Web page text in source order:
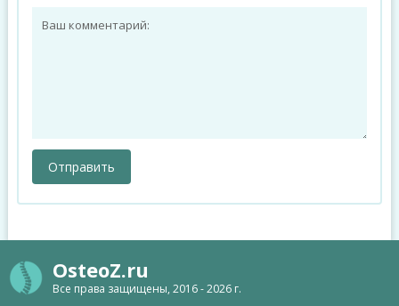
OsteoZ.ru
Все права защищены, 2016 - 2026 г.